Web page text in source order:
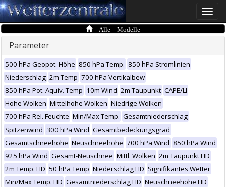
Toggle
Alle Modelle
Parameter
500 hPa Geopot. Höhe 850 hPa Temp. 850 hPa Stromlinien
Niederschlag 2m Temp 700 hPa Vertikalbew
850 hPa Pot. Äquiv. Temp 10m Wind 2m Taupunkt CAPE/LI
Hohe Wolken Mittelhohe Wolken Niedrige Wolken
700 hPa Rel. Feuchte Min/Max Temp. Gesamtniederschlag
Spitzenwind 300 hPa Wind Gesamtbedeckungsgrad
Gesamtschneehöhe Neuschneehöhe 700 hPa Wind 850 hPa Wind
925 hPa Wind Gesamt-Neuschnee Mittl. Wolken 2m Taupunkt HD
2m Temp. HD 50 hPa Temp Niederschlag HD Signifikantes Wetter
Min/Max Temp. HD Gesamtniederschlag HD Neuschneehöhe HD